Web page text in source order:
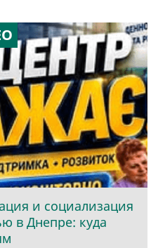
и социализация
в Днепре: куда